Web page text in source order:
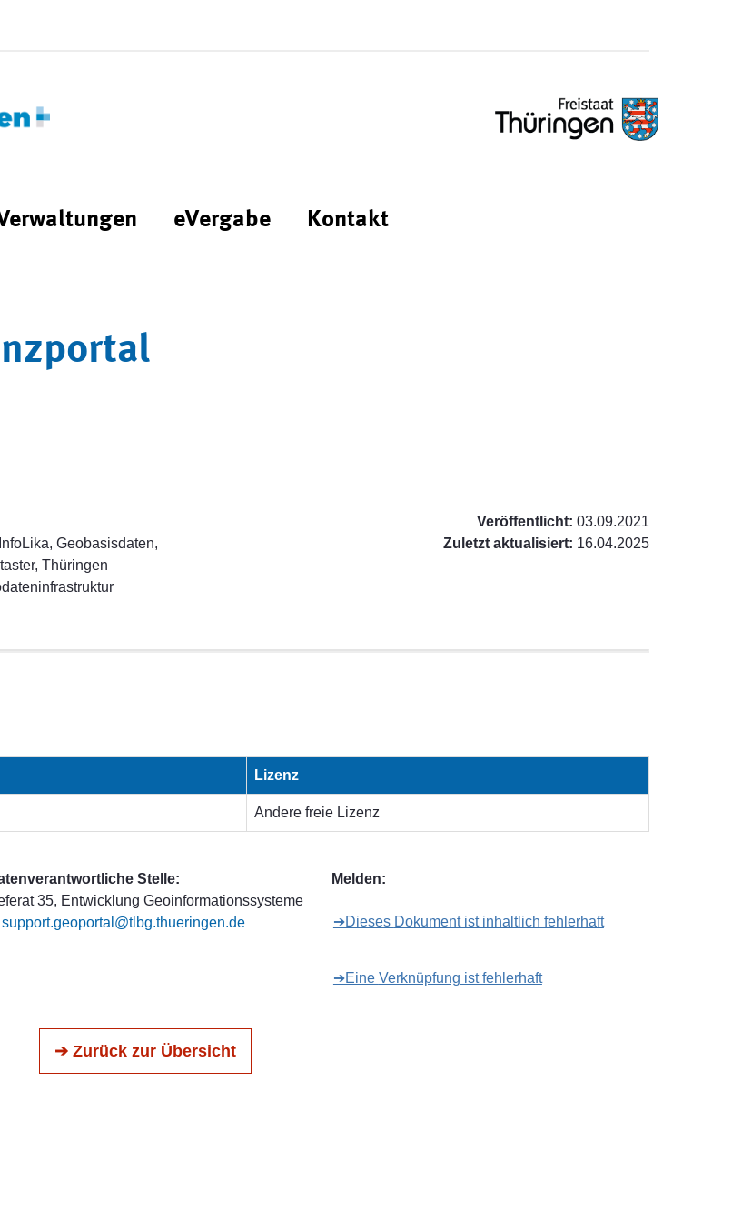
eVergabe Kontakt
Geobasisdaten,
Thüringen
Veröffentlicht: 03.09.2021
Zuletzt aktualisiert: 16.04.2025
Lizenz
Andere freie Lizenz
Stelle:
35, Entwicklung Geoinformationssysteme
Melden:
➔Dieses Dokument ist inhaltlich fehlerhaft
➔Eine Verknüpfung ist fehlerhaft
➔ Zurück zur Übersicht